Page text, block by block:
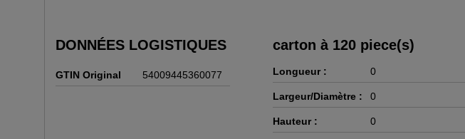
DONNÉES LOGISTIQUES
GTIN Original 54009445360077
carton à 120 piece(s)
Longueur : 0
Largeur/Diamètre : 0
Hauteur : 0